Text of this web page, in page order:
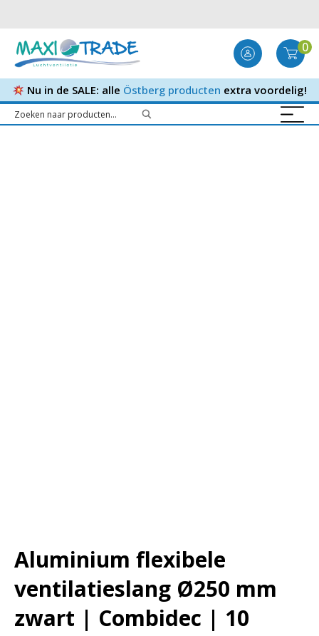
0
Nu in de SALE: alle Östberg producten extra voordelig!
Aluminium flexibele
ventilatieslang Ø250 mm
zwart | Combidec | 10